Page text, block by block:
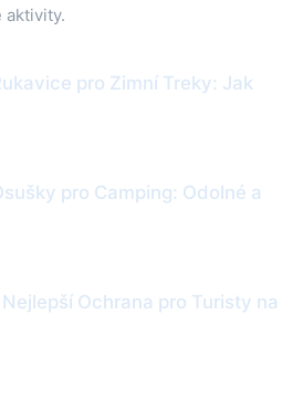
aktivity.
pro Zimní Treky: Jak
pro Camping: Odolné a
Ochrana pro Turisty na